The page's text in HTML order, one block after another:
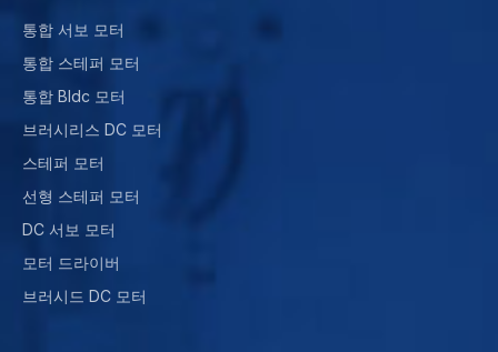
통합 서보 모터
통합 스테퍼 모터
통합 Bldc 모터
브러시리스 DC 모터
스테퍼 모터
선형 스테퍼 모터
DC 서보 모터
모터 드라이버
브러시드 DC 모터